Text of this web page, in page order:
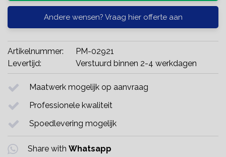
Andere wensen? Vraag hier offerte aan
Artikelnummer:
PM-02921
Levertijd:
Verstuurd binnen 2-4 werkdagen
Maatwerk mogelijk op aanvraag
Professionele kwaliteit
Spoedlevering mogelijk
Share with Whatsapp